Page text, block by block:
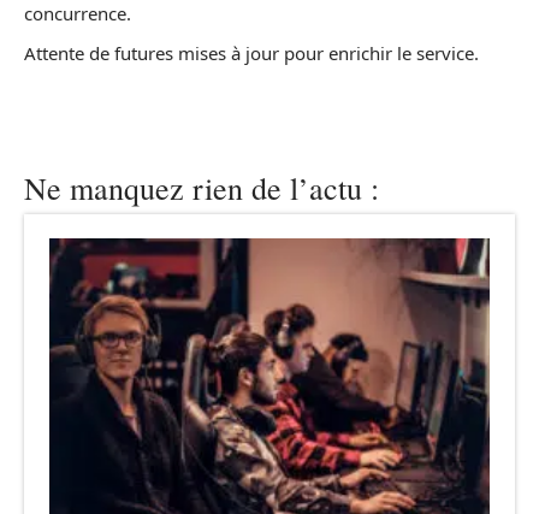
concurrence.
Attente de futures mises à jour pour enrichir le service.
Ne manquez rien de l’actu :